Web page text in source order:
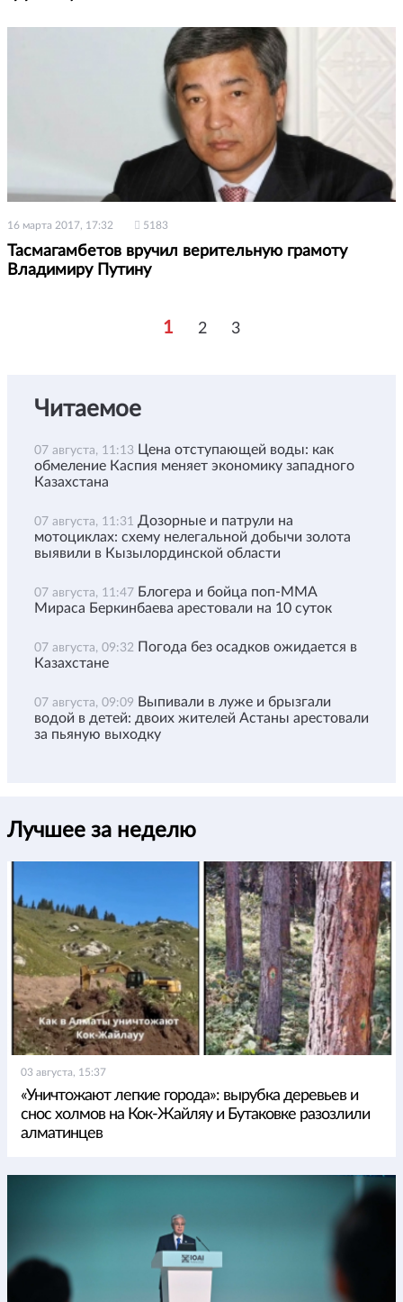
16 марта 2017, 17:32 5183
Тасмагамбетов вручил верительную грамоту
Владимиру Путину
1 2 3
Читаемое
07 августа, 11:13 Цена отступающей воды: как
обмеление Каспия меняет экономику западного
Казахстана
07 августа, 11:31 Дозорные и патрули на
мотоциклах: схему нелегальной добычи золота
выявили в Кызылординской области
07 августа, 11:47 Блогера и бойца поп-ММА
Мираса Беркинбаева арестовали на 10 суток
07 августа, 09:32 Погода без осадков ожидается в
Казахстане
07 августа, 09:09 Выпивали в луже и брызгали
водой в детей: двоих жителей Астаны арестовали
за пьяную выходку
Лучшее за неделю
03 августа, 15:37
«Уничтожают легкие города»: вырубка деревьев и
снос холмов на Кок-Жайляу и Бутаковке разозлили
алматинцев